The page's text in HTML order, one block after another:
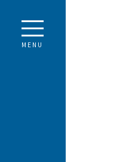
MENU